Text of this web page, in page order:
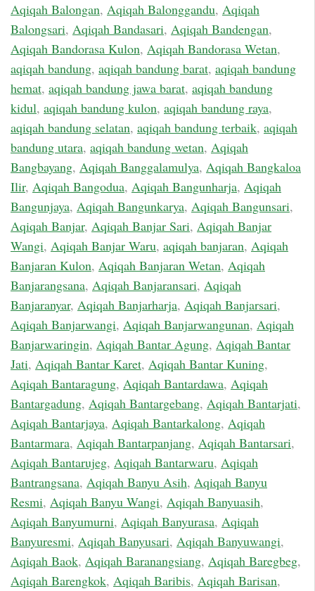
Aqiqah Balongan, Aqiqah Balonggandu, Aqiqah
Balongsari, Aqiqah Bandasari, Aqiqah Bandengan,
Aqiqah Bandorasa Kulon, Aqiqah Bandorasa Wetan,
aqiqah bandung, aqiqah bandung barat, aqiqah bandung
hemat, aqiqah bandung jawa barat, aqiqah bandung
kidul, aqiqah bandung kulon, aqiqah bandung raya,
aqiqah bandung selatan, aqiqah bandung terbaik, aqiqah
bandung utara, aqiqah bandung wetan, Aqiqah
Bangbayang, Aqiqah Banggalamulya, Aqiqah Bangkaloa
Ilir, Aqiqah Bangodua, Aqiqah Bangunharja, Aqiqah
Bangunjaya, Aqiqah Bangunkarya, Aqiqah Bangunsari,
Aqiqah Banjar, Aqiqah Banjar Sari, Aqiqah Banjar
Wangi, Aqiqah Banjar Waru, aqiqah banjaran, Aqiqah
Banjaran Kulon, Aqiqah Banjaran Wetan, Aqiqah
Banjarangsana, Aqiqah Banjaransari, Aqiqah
Banjaranyar, Aqiqah Banjarharja, Aqiqah Banjarsari,
Aqiqah Banjarwangi, Aqiqah Banjarwangunan, Aqiqah
Banjarwaringin, Aqiqah Bantar Agung, Aqiqah Bantar
Jati, Aqiqah Bantar Karet, Aqiqah Bantar Kuning,
Aqiqah Bantaragung, Aqiqah Bantardawa, Aqiqah
Bantargadung, Aqiqah Bantargebang, Aqiqah Bantarjati,
Aqiqah Bantarjaya, Aqiqah Bantarkalong, Aqiqah
Bantarmara, Aqiqah Bantarpanjang, Aqiqah Bantarsari,
Aqiqah Bantarujeg, Aqiqah Bantarwaru, Aqiqah
Bantrangsana, Aqiqah Banyu Asih, Aqiqah Banyu
Resmi, Aqiqah Banyu Wangi, Aqiqah Banyuasih,
Aqiqah Banyumurni, Aqiqah Banyurasa, Aqiqah
Banyuresmi, Aqiqah Banyusari, Aqiqah Banyuwangi,
Aqiqah Baok, Aqiqah Baranangsiang, Aqiqah Baregbeg,
Aqiqah Barengkok, Aqiqah Baribis, Aqiqah Barisan,